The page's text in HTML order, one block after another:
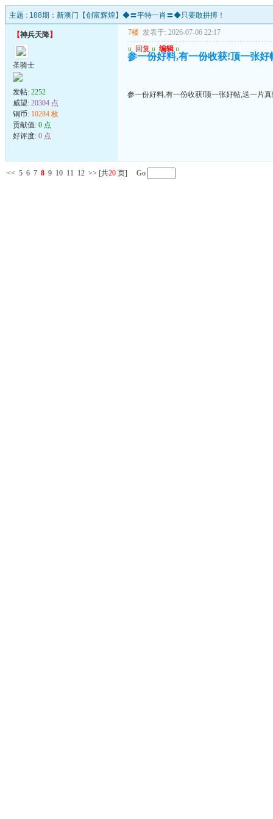
主题 : 188期：新澳门【创富辉煌】◆〓平特一肖〓◆只要敢拼搏！
【神兵天降】
圣骑士
发帖: 2252
威望: 20304 点
铜币: 10284 枚
贡献值: 0 点
好评度: 0 点
7楼 发表于: 2026-07-06 22:17
u 回复 u 编辑 u
参一份好料,有一份收获!顶一张
参一份好料,有一份收获!顶一张好帖,送一片
<< 5 6 7 8 9 10 11 12 >> [共20 页] Go